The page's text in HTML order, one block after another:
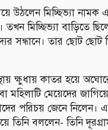
উঠলেন মিচ্ছিভ্যা নামক
তখন মিচ্ছিভ্যা বাড়িতে
সন্ধানে। তার ছোট ছোট
ক্ষুধায় কাতর হয়ে
মহিলাটি মেয়েদের
পরিচয় জেনে নিলেন।
তিনি বললেন- তিনি